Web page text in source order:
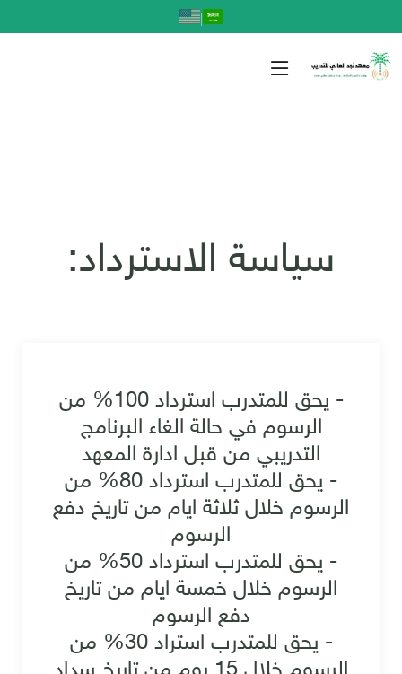
|
سياسة الاسترداد:
- يحق للمتدرب استرداد 100% من
الرسوم في حالة الغاء البرنامج
التدريبي من قبل ادارة المعهد
- يحق للمتدرب استرداد 80% من
الرسوم خلال ثلاثة ايام من تاريخ دفع
الرسوم
- يحق للمتدرب استرداد 50% من
الرسوم خلال خمسة ايام من تاريخ
دفع الرسوم
- يحق للمتدرب استراد 30% من
الرسوم خلال 15 يوم من تاريخ سداد